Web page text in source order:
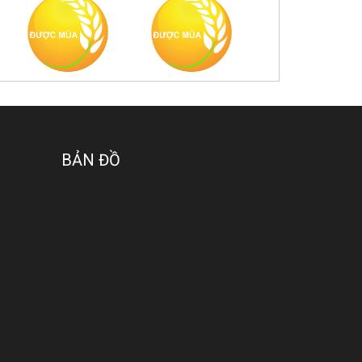
BẢN ĐỒ